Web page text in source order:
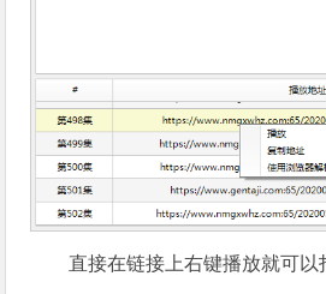
直接在链接上右键播放就可以